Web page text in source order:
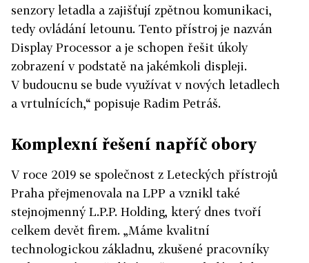
senzory letadla a zajišťují zpětnou komunikaci,
tedy ovládání letounu. Tento přístroj je nazván
Display Processor a je schopen řešit úkoly
zobrazení v podstatě na jakémkoli displeji.
V budoucnu se bude využívat v nových letadlech
a vrtulnících,“ popisuje Radim Petráš.
Komplexní řešení napříč obory
V roce 2019 se společnost z Leteckých přístrojů
Praha přejmenovala na LPP a vznikl také
stejnojmenný L.P.P. Holding, který dnes tvoří
celkem devět firem. „Máme kvalitní
technologickou základnu, zkušené pracovníky